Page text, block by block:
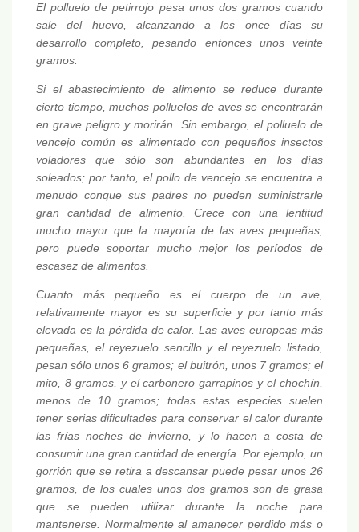
El polluelo de petirrojo pesa unos dos gramos cuando
sale del huevo, alcanzando a los once días su
desarrollo completo, pesando entonces unos veinte
gramos.
Si el abastecimiento de alimento se reduce durante
cierto tiempo, muchos polluelos de aves se encontrarán
en grave peligro y morirán. Sin embargo, el polluelo de
vencejo común es alimentado con pequeños insectos
voladores que sólo son abundantes en los días
soleados; por tanto, el pollo de vencejo se encuentra a
menudo conque sus padres no pueden suministrarle
gran cantidad de alimento. Crece con una lentitud
mucho mayor que la mayoría de las aves pequeñas,
pero puede soportar mucho mejor los períodos de
escasez de alimentos.
Cuanto más pequeño es el cuerpo de un ave,
relativamente mayor es su superficie y por tanto más
elevada es la pérdida de calor. Las aves europeas más
pequeñas, el reyezuelo sencillo y el reyezuelo listado,
pesan sólo unos 6 gramos; el buitrón, unos 7 gramos; el
mito, 8 gramos, y el carbonero garrapinos y el chochín,
menos de 10 gramos; todas estas especies suelen
tener serias dificultades para conservar el calor durante
las frías noches de invierno, y lo hacen a costa de
consumir una gran cantidad de energía. Por ejemplo, un
gorrión que se retira a descansar puede pesar unos 26
gramos, de los cuales unos dos gramos son de grasa
que se pueden utilizar durante la noche para
mantenerse. Normalmente al amanecer perdido más o